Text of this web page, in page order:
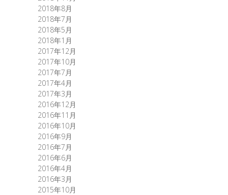
2018年8月
2018年7月
2018年5月
2018年1月
2017年12月
2017年10月
2017年7月
2017年4月
2017年3月
2016年12月
2016年11月
2016年10月
2016年9月
2016年7月
2016年6月
2016年4月
2016年3月
2015年10月